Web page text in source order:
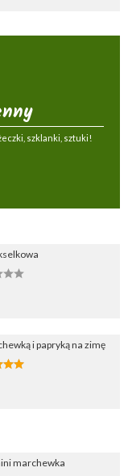
szklanki, sztuki!
i papryką na zimę
marchewka